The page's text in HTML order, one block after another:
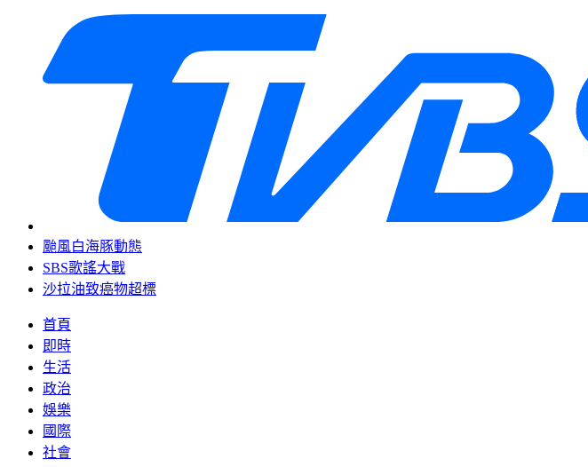
颱風白海豚動態
SBS歌謠大戰
沙拉油致癌物超標
首頁
即時
生活
政治
娛樂
國際
社會